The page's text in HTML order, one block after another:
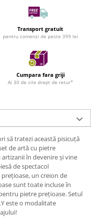
Transport gratuit
pentru comenzi de peste 399 lei
Cumpara fara griji
Ai 30 de zile drept de retur*
să tratezi această pisicuță
de artă cu pietre
în devenire și vine
de spectacol
un creion de
sunt toate incluse în
pietre prețioase. Setul
este o modalitate